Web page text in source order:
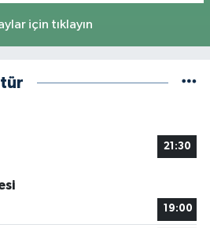
için tıklayın
21:30
19:00